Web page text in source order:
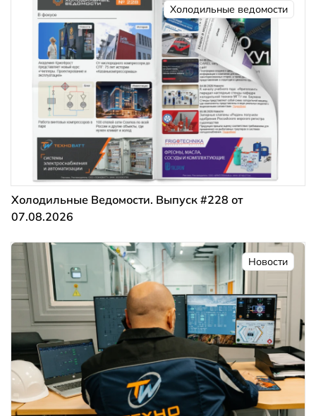
Холодильные ведомости
Холодильные Ведомости. Выпуск #228 от
07.08.2026
Новости